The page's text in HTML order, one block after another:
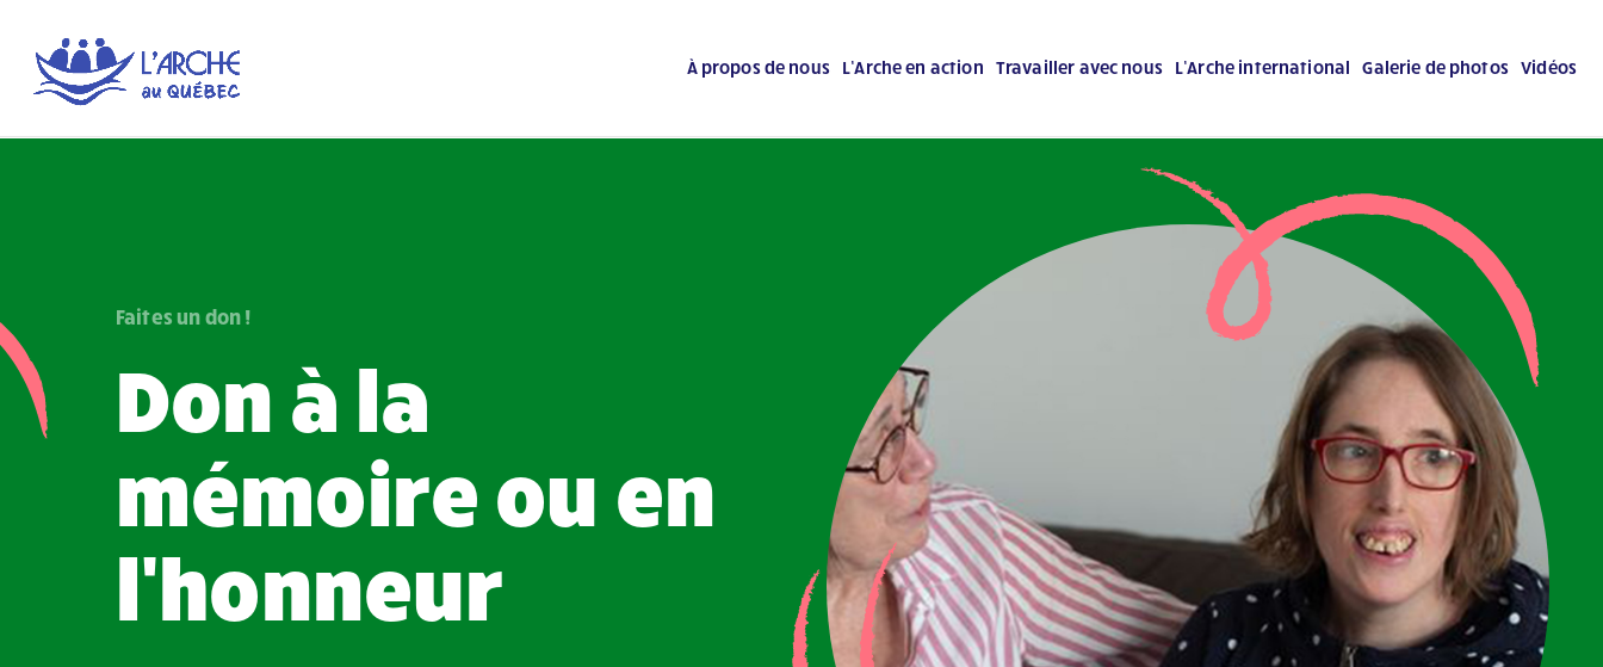
À propos de nous L’Arche en action Travailler avec nous L’Arche international Galerie de photos Vidéos
Faites un don !
Don à la
mémoire ou en
l'honneur